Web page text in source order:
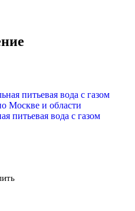
столовая вода 18,9л
набор ХВАЛОВСКАЯ
питьевая вода с газом